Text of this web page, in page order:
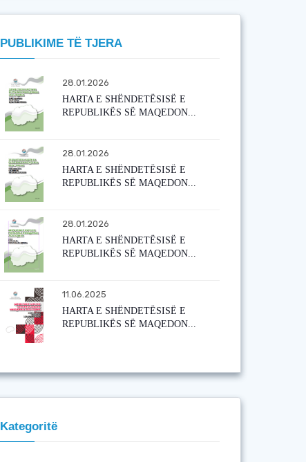
PUBLIKIME TË TJERA
28.01.2026
HARTA E SHËNDETËSISË E
REPUBLIKËS SË MAQEDON...
28.01.2026
HARTA E SHËNDETËSISË E
REPUBLIKËS SË MAQEDON...
28.01.2026
HARTA E SHËNDETËSISË E
REPUBLIKËS SË MAQEDON...
11.06.2025
HARTA E SHËNDETËSISË E
REPUBLIKËS SË MAQEDON...
Kategoritë